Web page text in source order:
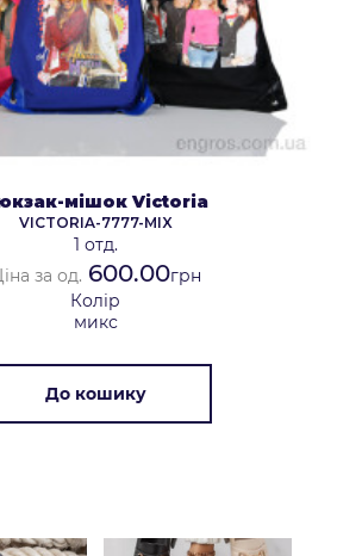
мішок Victoria
VICTORIA-7777-MIX
1 отд.
за од. 600.00грн
Колір
микс
До кошику